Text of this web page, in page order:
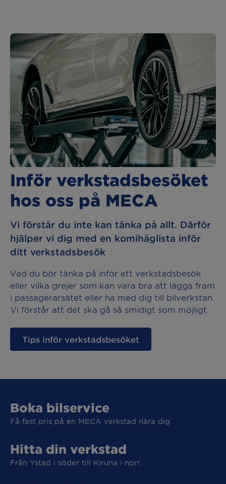
Inför verkstadsbesöket
hos oss på MECA
Vi förstår du inte kan tänka på allt. Därför
hjälper vi dig med en komihåglista inför
ditt verkstadsbesök
Vad du bör tänka på inför ett verkstadsbesök
eller vilka grejer som kan vara bra att lägga fram
i passagerarsätet eller ha med dig till bilverkstan.
Vi förstår att det ska gå så smidigt som möjligt.
Tips inför verkstadsbesöket
Boka bilservice
Få fast pris på en MECA verkstad nära dig.
Hitta din verkstad
Från Ystad i söder till Kiruna i norr.